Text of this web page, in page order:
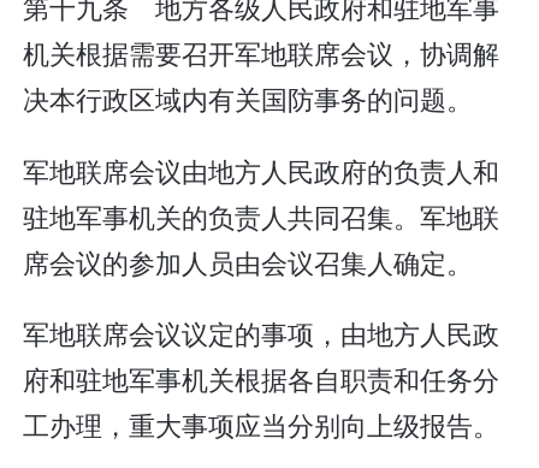
机关根据需要召开军地联席会议，协调解
决本行政区域内有关国防事务的问题。
军地联席会议由地方人民政府的负责人和
驻地军事机关的负责人共同召集。军地联
席会议的参加人员由会议召集人确定。
军地联席会议议定的事项，由地方人民政
府和驻地军事机关根据各自职责和任务分
工办理，重大事项应当分别向上级报告。